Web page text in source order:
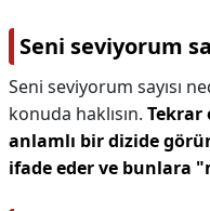
Seni seviyorum
Seni seviyorum sayısı
konuda haklısın. Tekrar
anlamlı bir dizide
ifade eder ve bunlara